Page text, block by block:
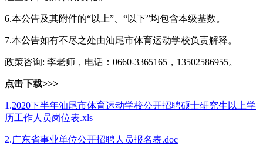
6.本公告及其附件的“以上”、“以下”均包含本级基数。
7.本公告如有不尽之处由汕尾市体育运动学校负责解释。
政策咨询: 李老师，电话：0660-3365165，13502586955。
点击下载>>>
1.2020下半年汕尾市体育运动学校公开招聘硕士研究生以上学
历工作人员岗位表.xls
2.广东省事业单位公开招聘人员报名表.doc